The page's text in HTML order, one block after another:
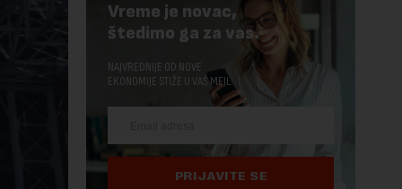
Vreme je novac,
štedimo ga za vas.
NAJVREDNIJE OD NOVE
EKONOMIJE STIŽE U VAŠ MEJL.
PRIJAVITE SE